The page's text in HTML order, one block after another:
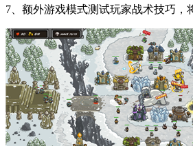
7、额外游戏模式测试玩家战术技巧，